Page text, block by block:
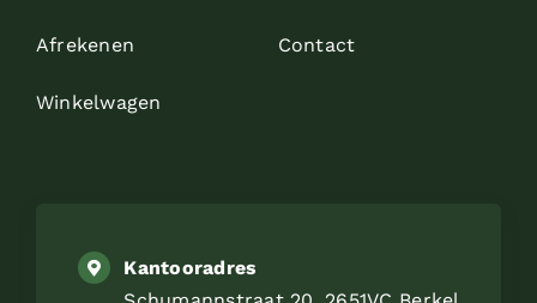
Afrekenen
Winkelwagen
Contact
Kantooradres